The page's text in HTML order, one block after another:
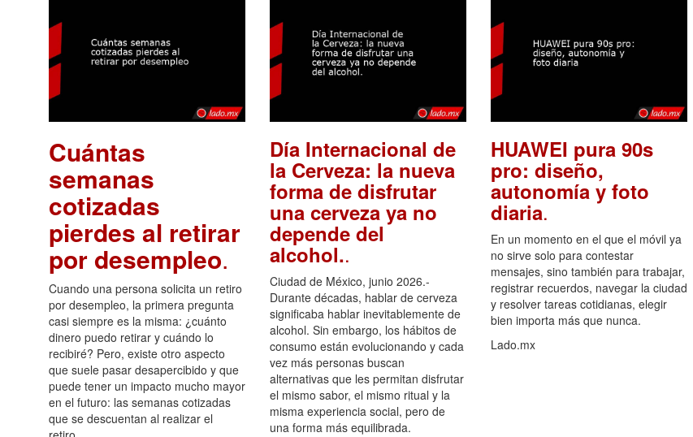
Cuántas
semanas
cotizadas
pierdes al retirar
por desempleo.
Cuando una persona solicita un retiro
por desempleo, la primera pregunta
casi siempre es la misma: ¿cuánto
dinero puedo retirar y cuándo lo
recibiré? Pero, existe otro aspecto
que suele pasar desapercibido y que
puede tener un impacto mucho mayor
en el futuro: las semanas cotizadas
que se descuentan al realizar el
Día Internacional de
la Cerveza: la nueva
forma de disfrutar
una cerveza ya no
depende del
alcohol..
Ciudad de México, junio 2026.-
Durante décadas, hablar de cerveza
significaba hablar inevitablemente de
alcohol. Sin embargo, los hábitos de
consumo están evolucionando y cada
vez más personas buscan
alternativas que les permitan disfrutar
el mismo sabor, el mismo ritual y la
misma experiencia social, pero de
una forma más equilibrada.
HUAWEI pura 90s
pro: diseño,
autonomía y foto
diaria.
En un momento en el que el móvil ya
no sirve solo para contestar
mensajes, sino también para trabajar,
registrar recuerdos, navegar la ciudad
y resolver tareas cotidianas, elegir
bien importa más que nunca.
Lado.mx